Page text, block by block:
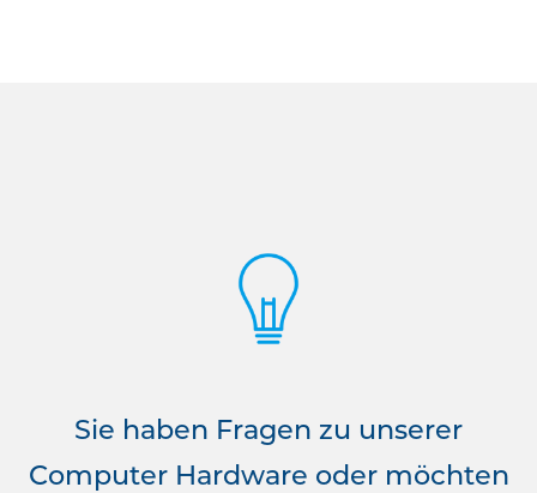
Sie haben Fragen zu unserer
Computer Hardware oder möchten